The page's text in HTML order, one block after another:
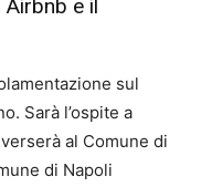
Airbnb e il
sul
Sarà l’ospite a
al Comune di
di Napoli